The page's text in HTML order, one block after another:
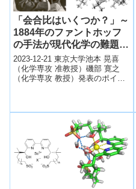
「会合比はいくつか？」～
1884年のファントホッフ
の手法が現代化学の難題の
解法に～
2023-12-21 東京大学池本 晃喜
（化学専攻 准教授）磯部 寛之
（化学専攻 教授）発表のポイン